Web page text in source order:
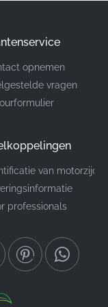
930ZB
van de
is
opnemen
vragen
van
professionals